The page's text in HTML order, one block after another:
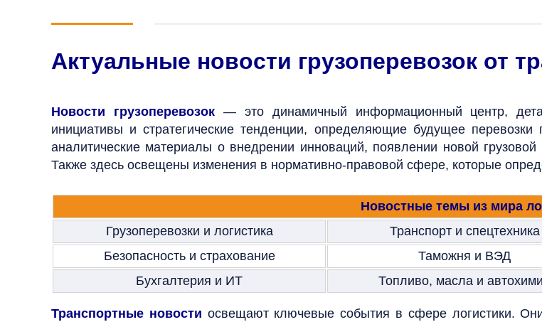
Актуальные новости грузоперевозок от
Новости грузоперевозок— это динамичный информационный центр,
инициативы и стратегические тенденции, определяющие будущее
аналитические материалы о внедрении инноваций, появлении новой
Также здесь освещены изменения в нормативно-правовой сфере, которые
Новостные темы из мира
Грузоперевозки и логистика
Транспорт и спецтехника
Безопасность и страхование
Таможня и ВЭД
Бухгалтерия и ИТ
Топливо, масла и
Транспортные новости освещают ключевые события в сфере логистики.